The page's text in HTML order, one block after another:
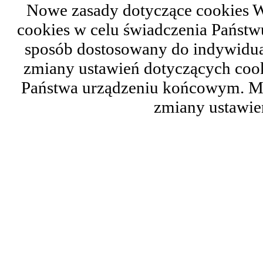
Nowe zasady dotyczące cookies
cookies w celu świadczenia
sposób dostosowany do
zmiany ustawień dotyczących
Państwa urządzeniu końcowym.
zmiany